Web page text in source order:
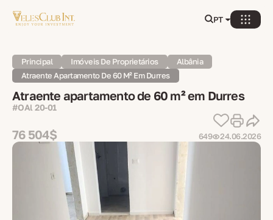
PT
Principal Imóveis De Proprietários
Albânia
Atraente Apartamento De 60 M² Em Durres
Atraente apartamento de 60 m² em Durres
#OAl 20-01
76 504$ 649 24.06.2026